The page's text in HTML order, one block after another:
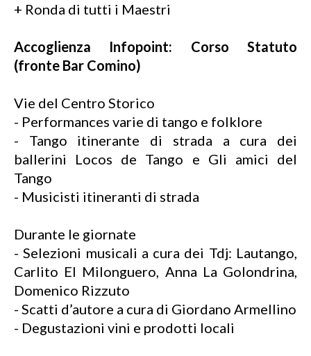
+ Ronda di tutti i Maestri
Accoglienza Infopoint: Corso Statuto
(fronte Bar Comino)
Vie del Centro Storico
- Performances varie di tango e folklore
- Tango itinerante di strada a cura dei
ballerini Locos de Tango e Gli amici del
Tango
- Musicisti itineranti di strada
Durante le giornate
- Selezioni musicali a cura dei Tdj: Lautango,
Carlito El Milonguero, Anna La Golondrina,
Domenico Rizzuto
- Scatti d’autore a cura di Giordano Armellino
- Degustazioni vini e prodotti locali